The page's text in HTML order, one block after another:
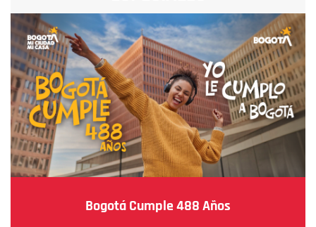
Bogotá Cumple 488 Años